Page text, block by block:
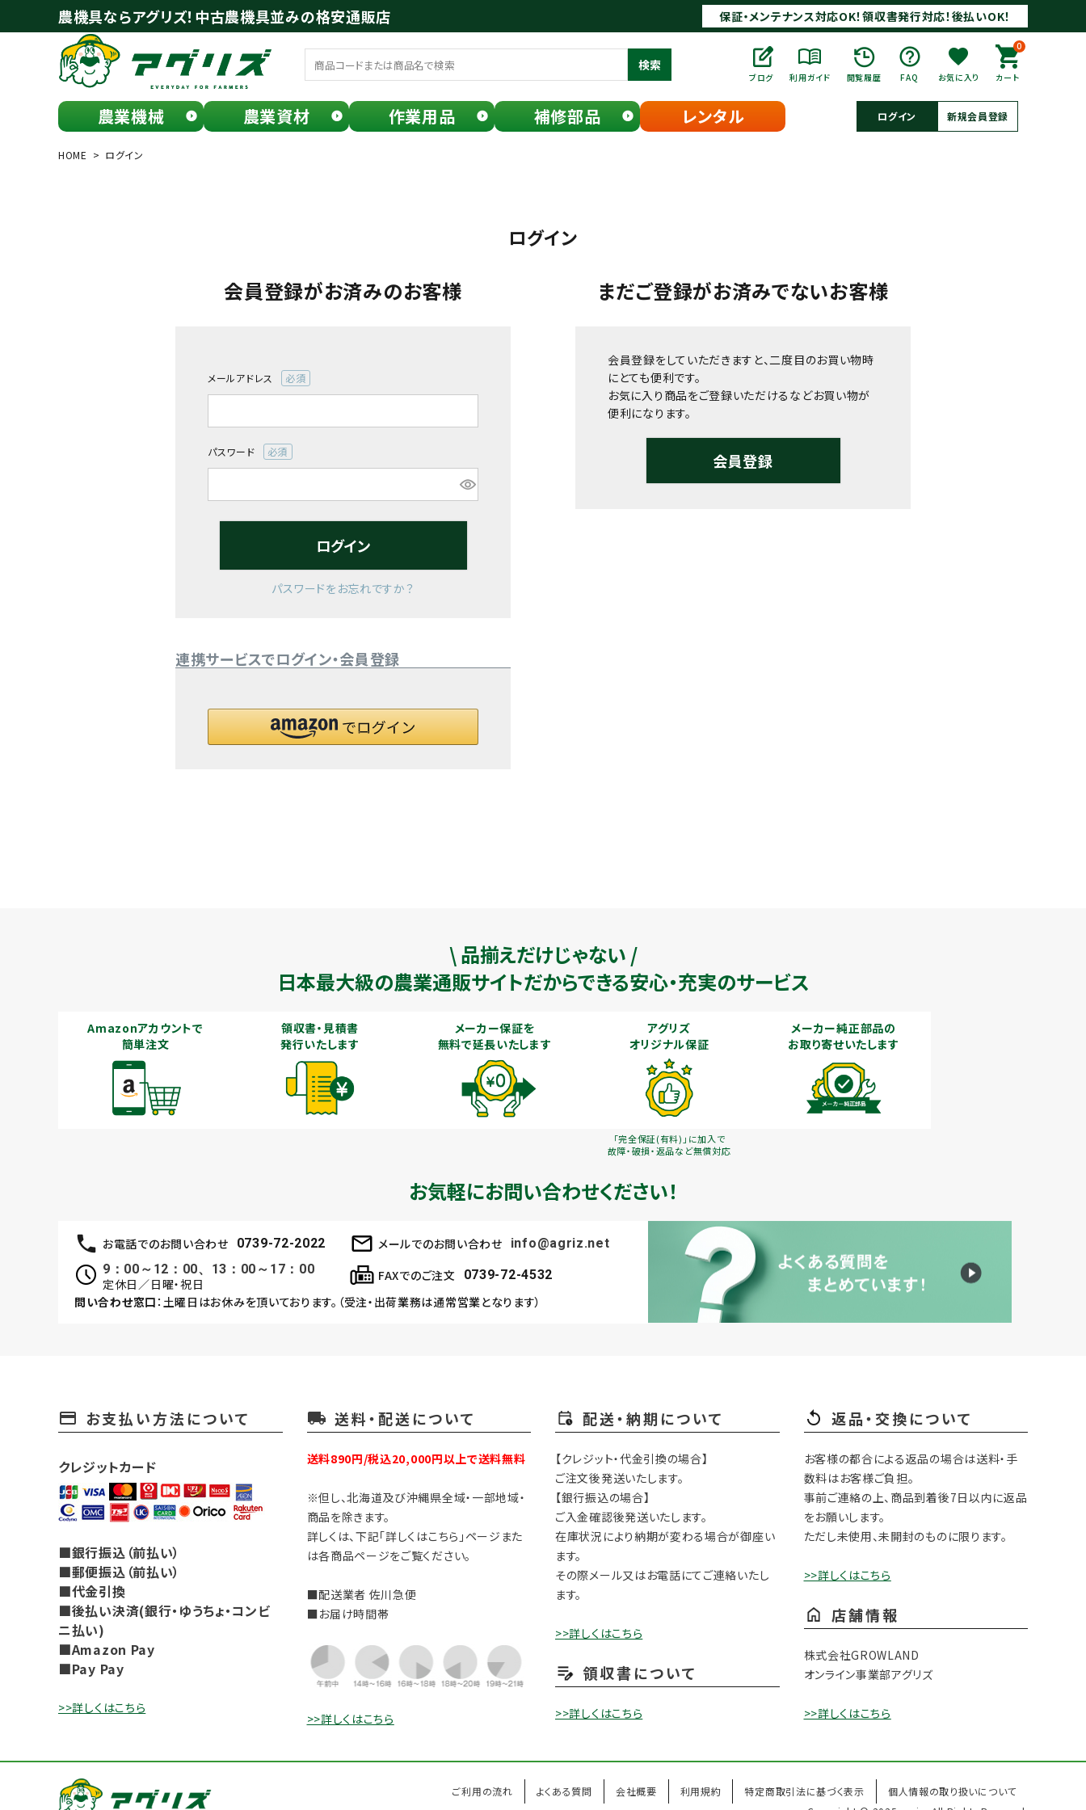
農機具ならアグリズ！中古農機具並みの格安通販店 保証・メンテナンス対応OK！領収書発行対応！後払いOK！
検索
ブログ 利用ガイド 閲覧履歴 FAQ お気に入り
0
カート
農業機械 農業資材 作業用品 補修部品 レンタル ログイン 新規会員登録
ログイン
FAQ
HOME ログイン
ログイン
会員登録がお済みのお客様
メールアドレス
(必
パスワード
(必
ログイン
パスワードをお忘れですか？
連携サービスでログイン・会員登録
まだご登録がお済みでないお客様
会員登録をしていただきますと、二度目のお買い物時
にとても便利です。
お気に入り商品をご登録いただけるなどお買い物が
便利になります。
会員登録
\ 品揃えだけじゃない /
日本最大級の農業通販サイトだからできる安心・充実のサービス
Amazonアカウントで
簡単注文
領収書・見積書
発行いたします
メーカー保証を
無料で延長いたします
アグリズ
オリジナル保証
「完全保証(有料)」に加入で
故障・破損・返品など無償対応
メーカー純正部品の
お取り寄せいたします
お気軽にお問い合わせください！
お電話でのお問い合わせ 0739-72-2022 メールでのお問い合わせ
info@agriz.net
9：00～12：00、13：00～17：00
定休日／日曜・祝日
FAXでのご注文 0739-72-4532
問い合わせ窓口 ：土曜日はお休みを頂いております。（受注・出荷業務は通常営業となります）
payment お支払い方法について
クレジットカード
■銀行振込（前払い）
■郵便振込（前払い）
■代金引換
■後払い決済(銀行・ゆうちょ・コンビ
ニ払い)
■Amazon Pay
■Pay Pay
>>詳しくはこちら
local_shipping 送料・配送について
送料890円/税込20,000円以上で送料無料
※但し、北海道及び沖縄県全域・一部地域・
商品を除きます。
詳しくは、下記「詳しくはこちら」ページまた
は各商品ページをご覧ください。
■配送業者 佐川急便
■お届け時間帯
>>詳しくはこちら
配送・納期について
【クレジット・代金引換の場合】
ご注文後発送いたします。
【銀行振込の場合】
ご入金確認後発送いたします。
在庫状況により納期が変わる場合が御座い
ます。
その際メール又はお電話にてご連絡いたし
ます。
>>詳しくはこちら
領収書について
>>詳しくはこちら
返品・交換について
お客様の都合による返品の場合は送料・手
数料はお客様ご負担。
事前ご連絡の上、商品到着後7日以内に返品
をお願いします。
ただし未使用、未開封のものに限ります。
>>詳しくはこちら
店舗情報
株式会社GROWLAND
オンライン事業部アグリズ
>>詳しくはこちら
ご利用の流れ よくある質問 会社概要 利用規約 特定商取引法に基づく表示
個人情報の取り扱いについて